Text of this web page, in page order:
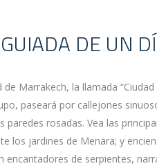
DE UN
Marrakech, la llamada
paseará por callejones
paredes rosadas. Vea las
los jardines de Menara; y
encantadores de serpientes,